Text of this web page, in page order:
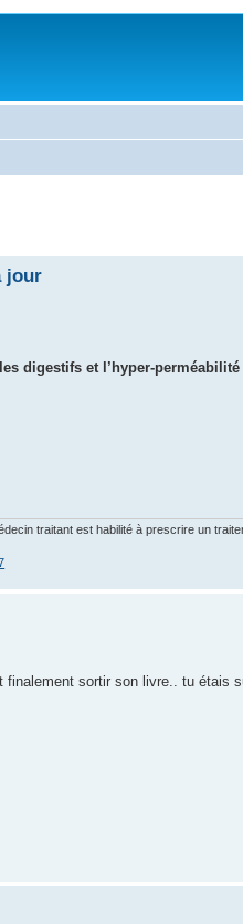
jour
digestifs et l’hyper-
traitant est habilité à prescrire un
sortir son livre.. tu étais